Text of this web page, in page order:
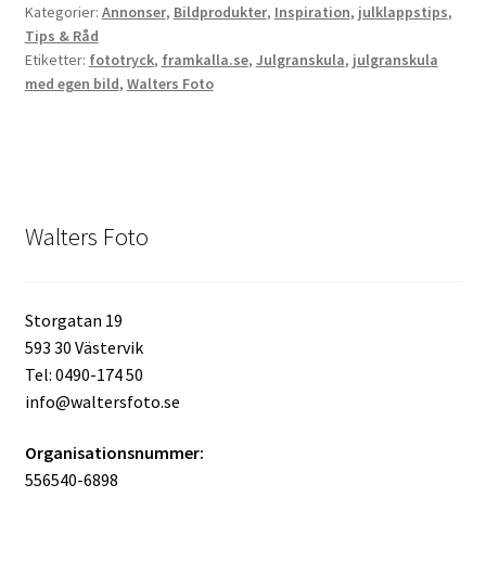
Rengöring & Vård
Begagnat & Fynd
Skrivare & Tillbehör
Skanner
Övrigt
Kategorier: Annonser, Bildprodukter, Inspiration, julklappstips,
Tips & Råd
Etiketter: fototryck, framkalla.se, Julgranskula, julgranskula
med egen bild, Walters Foto
Walters Foto
Storgatan 19
593 30 Västervik
Tel: 0490-174 50
info@waltersfoto.se
Organisationsnummer:
556540-6898